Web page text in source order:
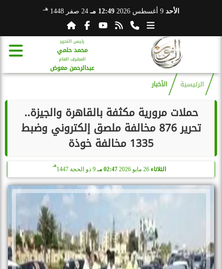
الأحد 9 أغسطس 2026 12:49 مـ 24 صفر 1448 هـ
رئيس التحرير
محمد حلمي
المشرف العام
عبدالرحمن معوض
الرئيسية الأخبار
حملات مرورية مكثفة بالقاهرة والجيزة..
تحرير 876 مخالفة ملصق إلكتروني وضبط
1335 مخالفة خوذة
الثلاثاء 26 مايو 2026 02:47 مـ 9 ذو الحجة 1447
هـ